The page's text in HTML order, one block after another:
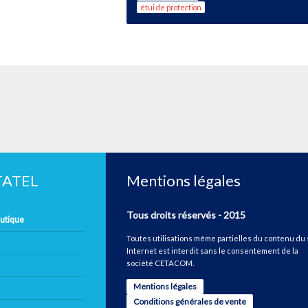
étui de protection
Mentions légales
Tous droits réservés - 2015
Toutes utilisations même partielles du contenu du
Internet est interdit sans le consentement de la
société CETACOM.
Mentions légales
Conditions générales de vente